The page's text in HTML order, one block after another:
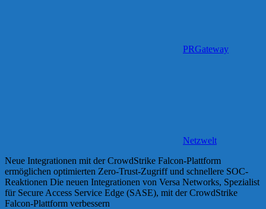
PRGateway
Netzwelt
Neue Integrationen mit der CrowdStrike Falcon-Plattform
ermöglichen optimierten Zero-Trust-Zugriff und schnellere SOC-
Reaktionen Die neuen Integrationen von Versa Networks, Spezialist
für Secure Access Service Edge (SASE), mit der CrowdStrike
Falcon-Plattform verbessern